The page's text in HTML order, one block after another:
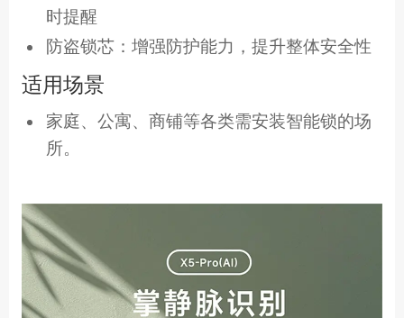
时提醒
防盗锁芯：增强防护能力，提升整体安全性
适用场景
家庭、公寓、商铺等各类需安装智能锁的场
所。